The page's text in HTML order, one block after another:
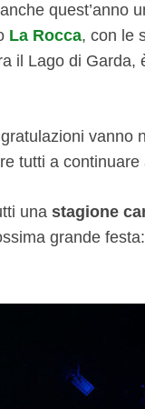
quest’anno
La Rocca, con le
il Lago di
vanno
tutti a
una stagione
grande festa: